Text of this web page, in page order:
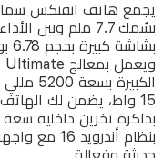
بطاريته
الكبيرة
بسعة
5200
مللي
أمبير
بسُمك 7.7 ملم
15 واط، يضمن لك